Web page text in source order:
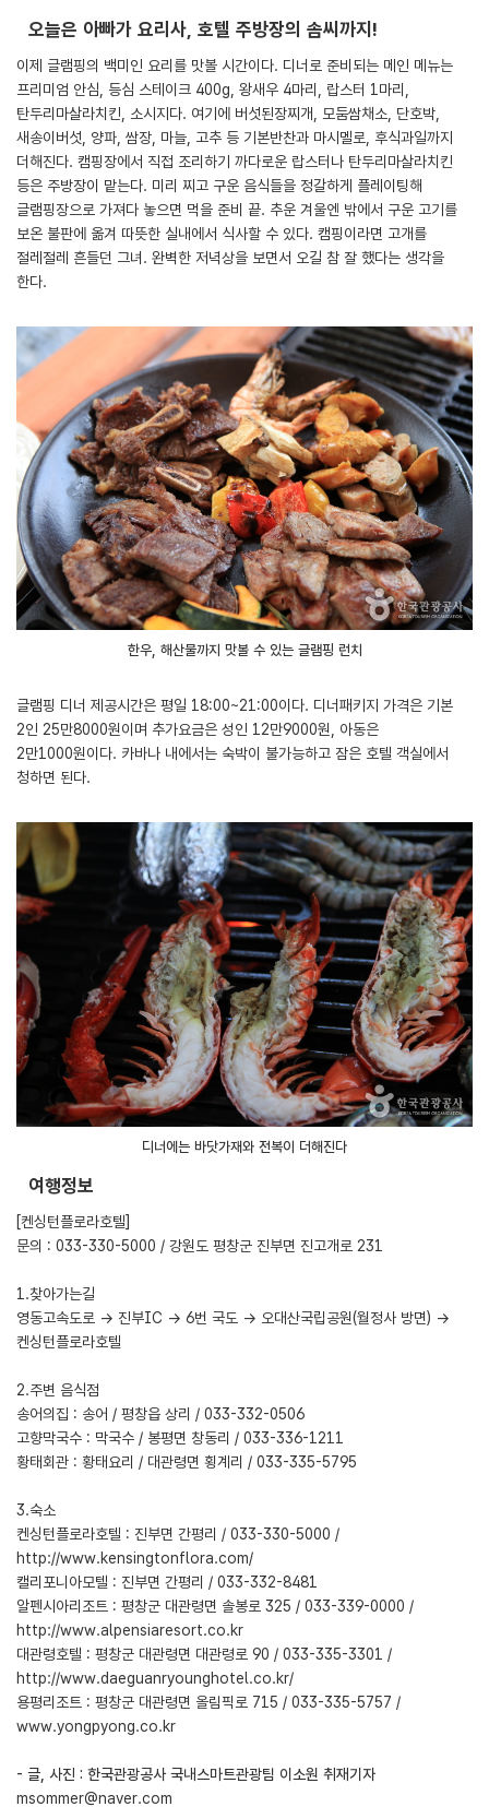
오늘은 아빠가 요리사, 호텔 주방장의 솜씨까지!
이제 글램핑의 백미인 요리를 맛볼 시간이다. 디너로 준비되는 메인 메뉴는
프리미엄 안심, 등심 스테이크 400g, 왕새우 4마리, 랍스터 1마리,
탄두리마살라치킨, 소시지다. 여기에 버섯된장찌개, 모둠쌈채소, 단호박,
새송이버섯, 양파, 쌈장, 마늘, 고추 등 기본반찬과 마시멜로, 후식과일까지
더해진다. 캠핑장에서 직접 조리하기 까다로운 랍스터나 탄두리마살라치킨
등은 주방장이 맡는다. 미리 찌고 구운 음식들을 정갈하게 플레이팅해
글램핑장으로 가져다 놓으면 먹을 준비 끝. 추운 겨울엔 밖에서 구운 고기를
보온 불판에 옮겨 따뜻한 실내에서 식사할 수 있다. 캠핑이라면 고개를
절레절레 흔들던 그녀. 완벽한 저녁상을 보면서 오길 참 잘 했다는 생각을
한다.
한우, 해산물까지 맛볼 수 있는 글램핑 런치
글램핑 디너 제공시간은 평일 18:00~21:00이다. 디너패키지 가격은 기본
2인 25만8000원이며 추가요금은 성인 12만9000원, 아동은
2만1000원이다. 카바나 내에서는 숙박이 불가능하고 잠은 호텔 객실에서
청하면 된다.
디너에는 바닷가재와 전복이 더해진다
여행정보
[켄싱턴플로라호텔]
문의 : 033-330-5000 / 강원도 평창군 진부면 진고개로 231
1.찾아가는길
영동고속도로 → 진부IC → 6번 국도 → 오대산국립공원(월정사 방면) →
켄싱턴플로라호텔
2.주변 음식점
송어의집 : 송어 / 평창읍 상리 / 033-332-0506
고향막국수 : 막국수 / 봉평면 창동리 / 033-336-1211
황태회관 : 황태요리 / 대관령면 횡계리 / 033-335-5795
3.숙소
켄싱턴플로라호텔 : 진부면 간평리 / 033-330-5000 /
http://www.kensingtonflora.com/
캘리포니아모텔 : 진부면 간평리 / 033-332-8481
알펜시아리조트 : 평창군 대관령면 솔봉로 325 / 033-339-0000 /
http://www.alpensiaresort.co.kr
대관령호텔 : 평창군 대관령면 대관령로 90 / 033-335-3301 /
http://www.daeguanryounghotel.co.kr/
용평리조트 : 평창군 대관령면 올림픽로 715 / 033-335-5757 /
www.yongpyong.co.kr
- 글, 사진 : 한국관광공사 국내스마트관광팀 이소원 취재기자
msommer@naver.com